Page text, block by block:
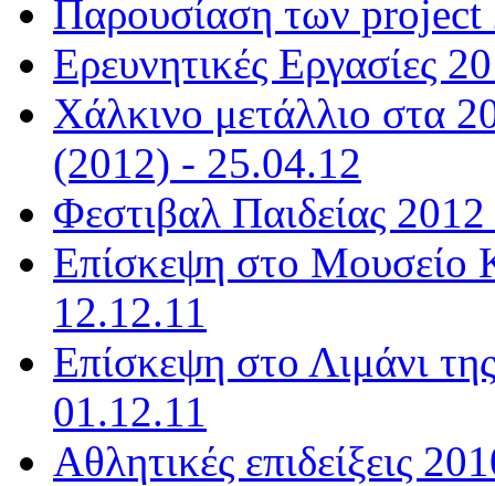
Παρουσίαση των
Ερευνητικές Εργασίες
Χάλκινο μετάλλιο στα
(2012) - 25.04.12
Φεστιβαλ Παιδείας
Επίσκεψη στο Μουσείο
12.12.11
Επίσκεψη στο Λιμάνι
01.12.11
Αθλητικές επιδείξεις